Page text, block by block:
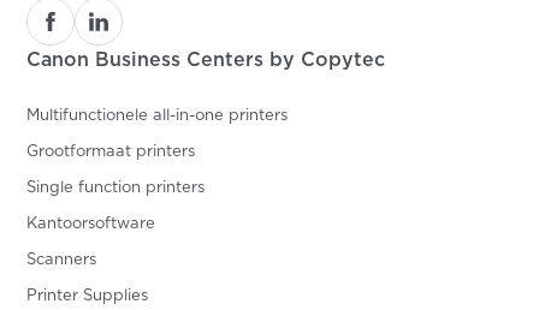
Canon Business Centers by Copytec
Multifunctionele all-in-one printers
Grootformaat printers
Single function printers
Kantoorsoftware
Scanners
Printer Supplies